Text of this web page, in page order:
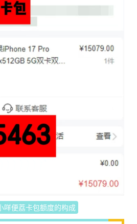
咩便荔卡包额度的构成